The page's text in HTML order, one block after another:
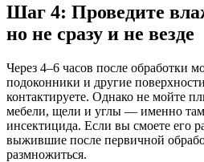
Шаг 4: Проведите
но не сразу и не везде
Через 4–6 часов после обработки
подоконники и другие
контактируете. Однако не мойте
мебели, щели и углы — именно там
инсектицида. Если вы смоете его
выжившие после первичной
размножиться.